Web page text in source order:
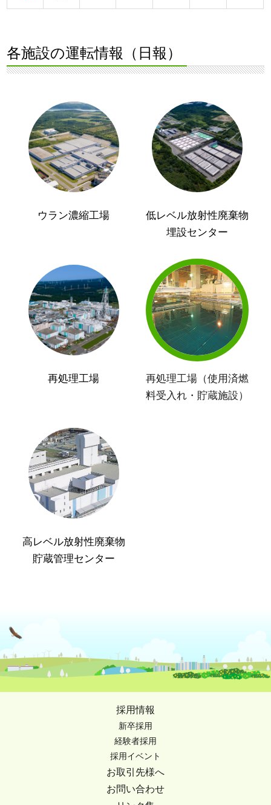
各施設の運転情報（日報）
ウラン濃縮工場
低レベル放射性廃棄物
埋設センター
再処理工場
再処理工場（使用済燃
料受入れ・貯蔵施設）
高レベル放射性廃棄物
貯蔵管理センター
採用情報
新卒採用
経験者採用
採用イベント
お取引先様へ
お問い合わせ